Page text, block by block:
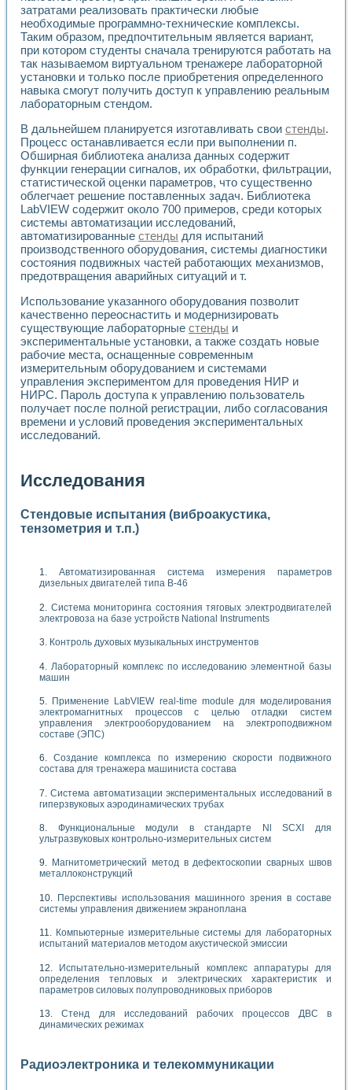
затратами реализовать практически любые
необходимые программно-технические комплексы.
Таким образом, предпочтительным является вариант,
при котором студенты сначала тренируются работать на
так называемом виртуальном тренажере лабораторной
установки и только после приобретения определенного
навыка смогут получить доступ к управлению реальным
лабораторным стендом.
В дальнейшем планируется изготавливать свои стенды.
Процесс останавливается если при выполнении п.
Обширная библиотека анализа данных содержит
функции генерации сигналов, их обработки, фильтрации,
статистической оценки параметров, что существенно
облегчает решение поставленных задач. Библиотека
LabVIEW содержит около 700 примеров, среди которых
системы автоматизации исследований,
автоматизированные стенды для испытаний
производственного оборудования, системы диагностики
состояния подвижных частей работающих механизмов,
предотвращения аварийных ситуаций и т.
Использование указанного оборудования позволит
качественно переоснастить и модернизировать
существующие лабораторные стенды и
экспериментальные установки, а также создать новые
рабочие места, оснащенные современным
измерительным оборудованием и системами
управления экспериментом для проведения НИР и
НИРС. Пароль доступа к управлению пользователь
получает после полной регистрации, либо согласования
времени и условий проведения экспериментальных
исследований.
Исследования
Стендовые испытания (виброакустика,
тензометрия и т.п.)
Автоматизированная система измерения параметров
дизельных двигателей типа В-46
Система мониторинга состояния тяговых электродвигателей
электровоза на базе устройств National Instruments
Контроль духовых музыкальных инструментов
Лабораторный комплекс по исследованию элементной базы
машин
Применение LabVIEW real-time module для моделирования
электромагнитных процессов с целью отладки систем
управления электрооборудованием на электроподвижном
составе (ЭПС)
Создание комплекса по измерению скорости подвижного
состава для тренажера машиниста состава
Система автоматизации экспериментальных исследований в
гиперзвуковых аэродинамических трубах
Функциональные модули в стандарте Nl SCXI для
ультразвуковых контрольно-измерительных систем
Магнитометрический метод в дефектоскопии сварных швов
металлоконструкций
Перспективы использования машинного зрения в составе
системы управления движением экраноплана
Компьютерные измерительные системы для лабораторных
испытаний материалов методом акустической эмиссии
Испытательно-измерительный комплекс аппаратуры для
определения тепловых и электрических характеристик и
параметров силовых полупроводниковых приборов
Стенд для исследований рабочих процессов ДВС в
динамических режимах
Радиоэлектроника и телекоммуникации